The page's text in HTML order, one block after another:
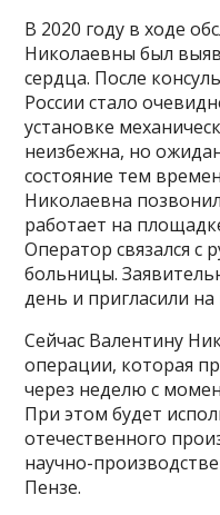
В 2020 году в ходе
Николаевны был
сердца. После
России стало
установке
неизбежна, но
состояние тем
Николаевна
работает на
Оператор связался с
больницы.
день и пригласили
Сейчас Валентину
операции, которая
через неделю с
При этом будет
отечественного
научно-
Пензе.